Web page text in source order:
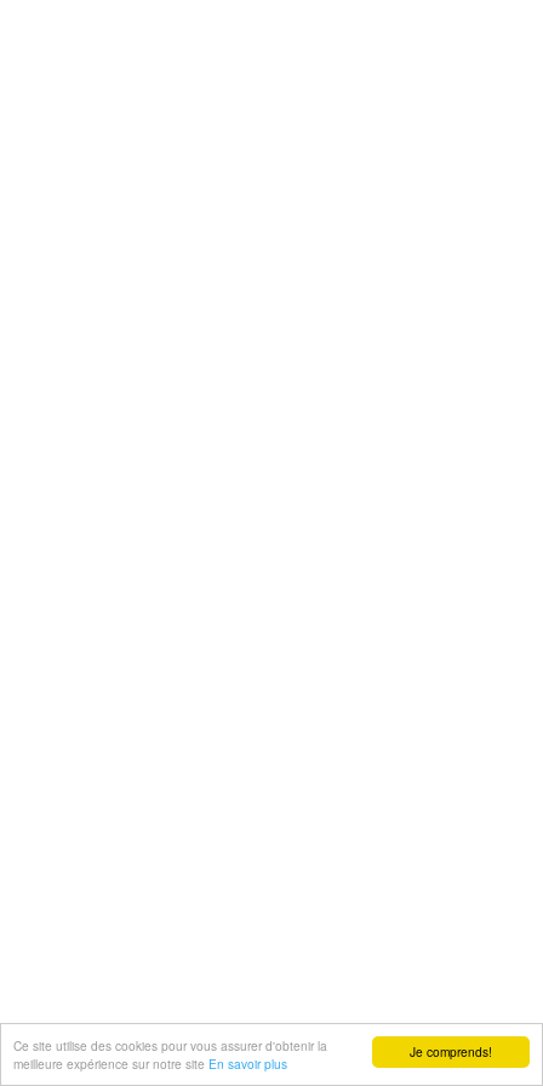
Je comprends!
Ce site utilise des cookies pour vous assurer d'obtenir la
meilleure expérience sur notre site En savoir plus